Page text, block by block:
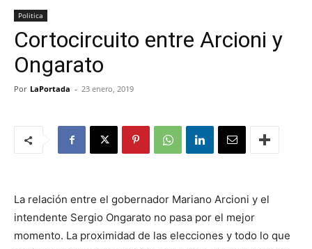
Portada
Politica
Cortocircuito entre Arcioni y
Ongarato
Por LaPortada - 23 enero, 2019
La relación entre el gobernador Mariano Arcioni y el
intendente Sergio Ongarato no pasa por el mejor
momento. La proximidad de las elecciones y todo lo que